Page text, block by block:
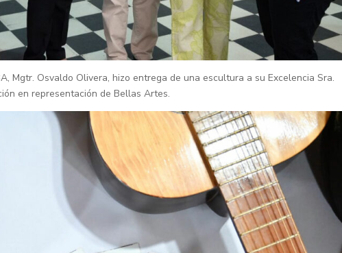
Mgtr. Osvaldo Olivera, hizo entrega de una escultura a su Excelencia Sra.
en representación de Bellas Artes.